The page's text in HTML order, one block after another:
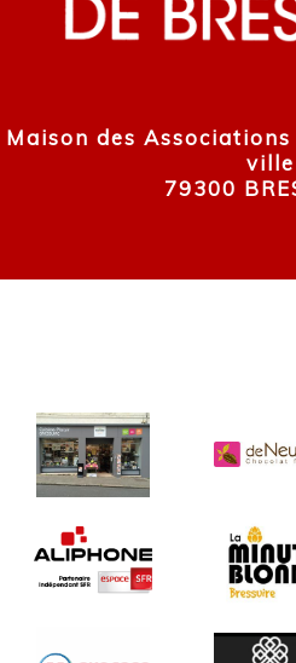
Maison des
ville
79300